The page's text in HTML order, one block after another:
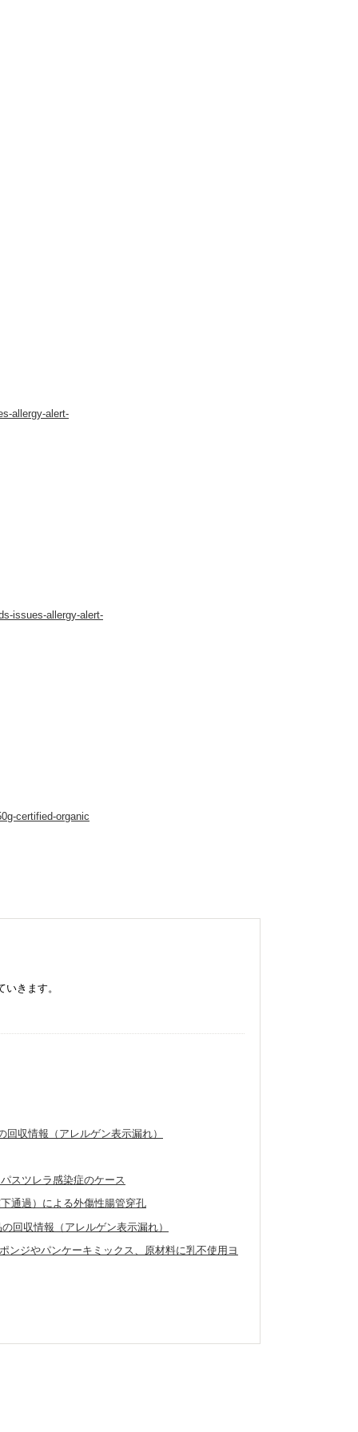
allergy-alert-
issues-allergy-alert-
certified-organic
きます。
収情報（アレルゲン表示漏れ）
スツレラ感染症のケース
通過）による外傷性腸管穿孔
回収情報（アレルゲン表示漏れ）
ンジやパンケーキミックス、原材料に乳不使用ヨ